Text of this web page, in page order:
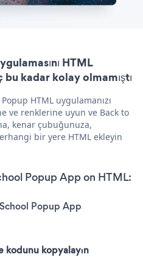
HTML
kadar kolay olmamıştı
HTML uygulamanızı
ve renklerine uyun ve Back to
kenar çubuğunuza,
bir yere HTML ekleyin
Popup App on HTML:
Popup App
kopyalayın